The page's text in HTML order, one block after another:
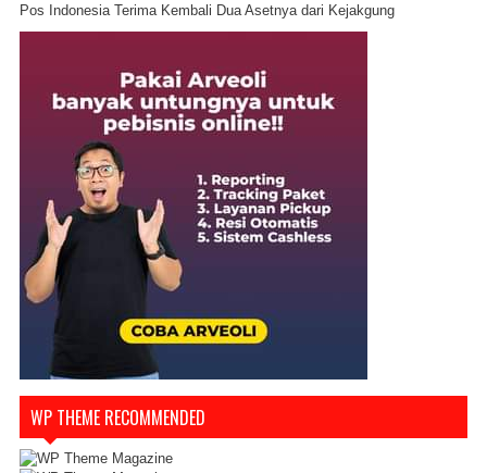
Pos Indonesia Terima Kembali Dua Asetnya dari Kejakgung
WP THEME RECOMMENDED